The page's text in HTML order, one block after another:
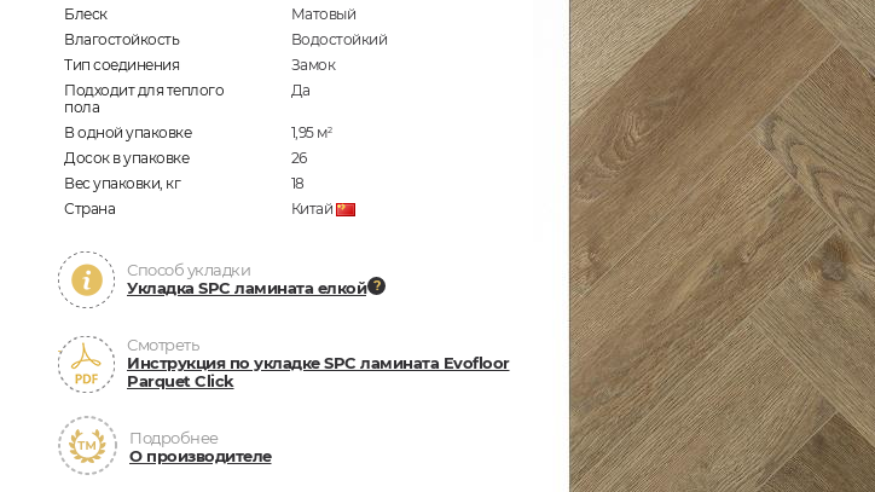
Блеск
Матовый
Влагостойкость
Водостойкий
Тип соединения
Замок
Подходит для теплого
пола
Да
В одной упаковке 1,95 м2
Досок в упаковке
26
Вес упаковки, кг
18
Страна
Китай
Способ укладки
Укладка SPC ламината елкой
Смотреть
Инструкция по укладке SPC ламината Evofloor
Parquet Click
Подробнее
О производителе